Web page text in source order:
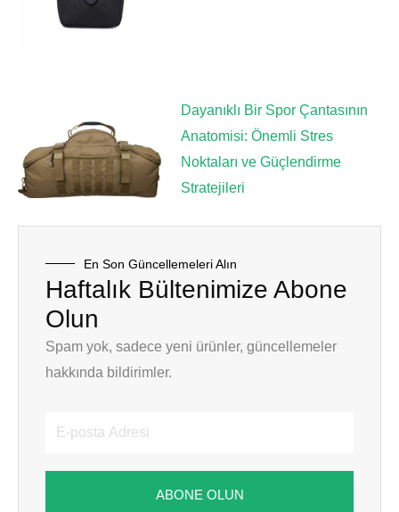
Dayanıklı Bir Spor Çantasının
Anatomisi: Önemli Stres
Noktaları ve Güçlendirme
Stratejileri
En Son Güncellemeleri Alın
Haftalık Bültenimize Abone
Olun
Spam yok, sadece yeni ürünler, güncellemeler
hakkında bildirimler.
posta
ABONE OLUN